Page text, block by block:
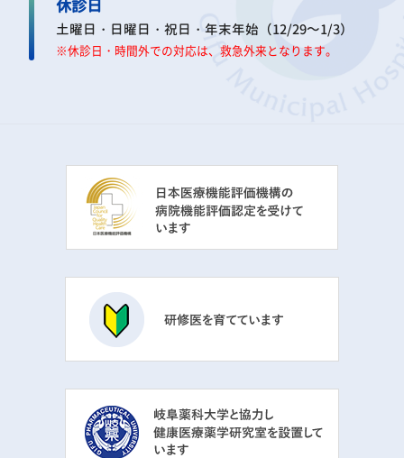
休診日
土曜日・日曜日・祝日・年末年始（12/29～1/3）
※休診日・時間外での対応は、救急外来となります。